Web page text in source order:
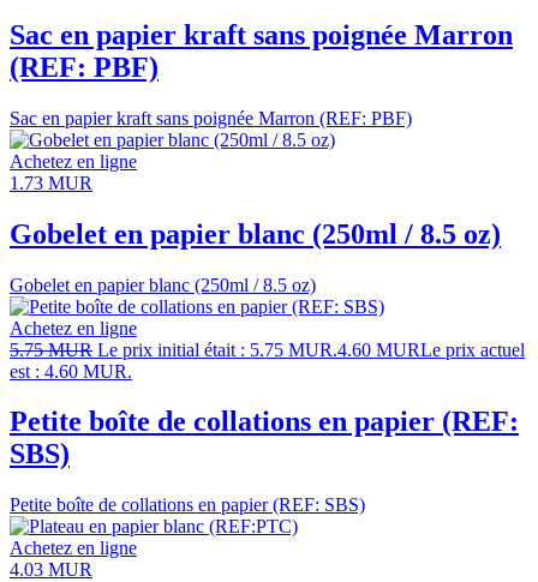
Sac en papier kraft sans poignée Marron
(REF: PBF)
Sac en papier kraft sans poignée Marron (REF: PBF)
Achetez en ligne
1.73 MUR
Gobelet en papier blanc (250ml / 8.5 oz)
Gobelet en papier blanc (250ml / 8.5 oz)
Achetez en ligne
5.75MUR Le prix initial était : 5.75 MUR.4.60 MURLe prix actuel
est : 4.60 MUR.
Petite boîte de collations en papier (REF:
SBS)
Petite boîte de collations en papier (REF: SBS)
Achetez en ligne
4.03 MUR